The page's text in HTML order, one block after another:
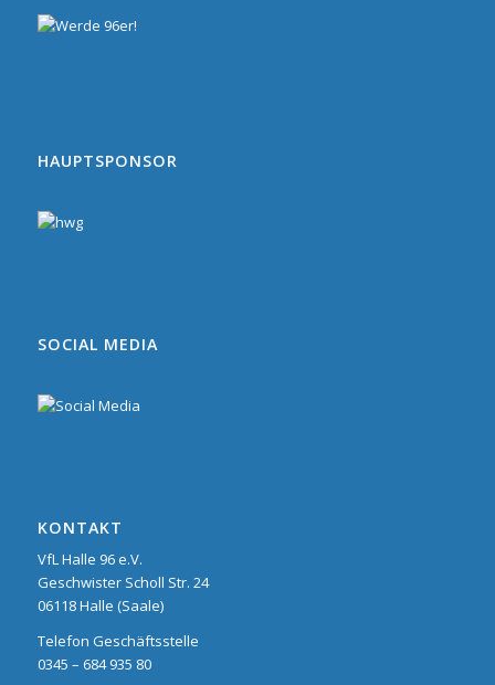
HAUPTSPONSOR
SOCIAL MEDIA
KONTAKT
VfL Halle 96 e.V.
Geschwister Scholl Str. 24
06118 Halle (Saale)
Telefon Geschäftsstelle
0345 – 684 935 80